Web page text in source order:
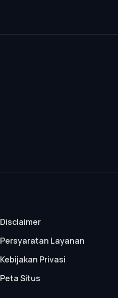
Disclaimer
Persyaratan Layanan
Kebijakan Privasi
Peta Situs